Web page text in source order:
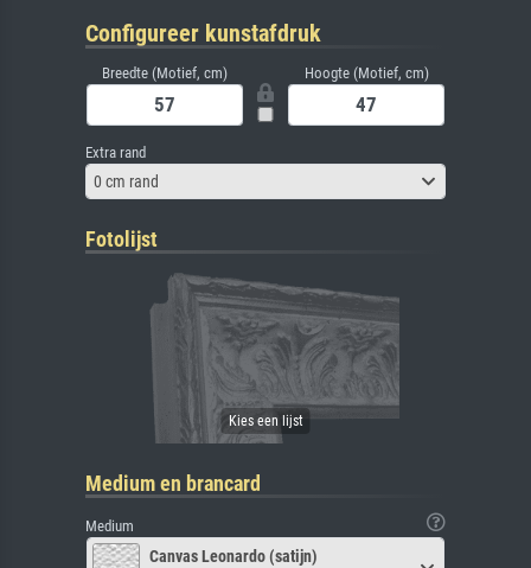
Configureer kunstafdruk
Breedte (Motief, cm) Hoogte (Motief, cm)
Extra rand
0 cm rand
Fotolijst
Medium en brancard
Medium
Canvas Leonardo (satijn)